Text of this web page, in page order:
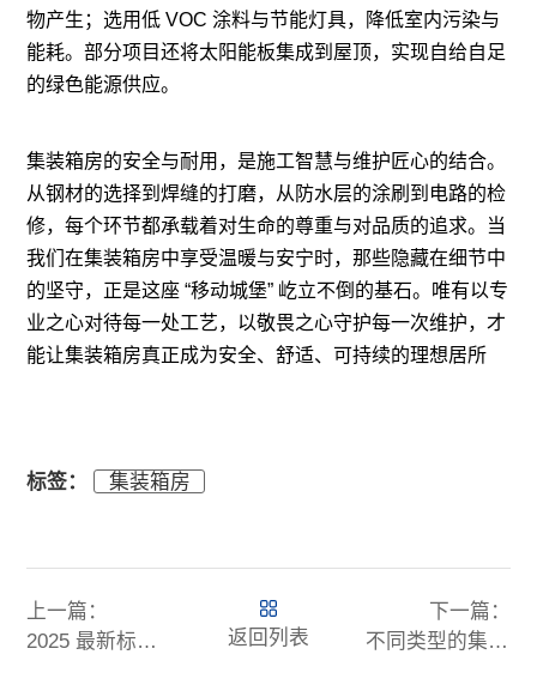
物产生；选用低 VOC 涂料与节能灯具，降低室内污染与
能耗。部分项目还将太阳能板集成到屋顶，实现自给自足
的绿色能源供应。
集装箱房的安全与耐用，是施工智慧与维护匠心的结合。
从钢材的选择到焊缝的打磨，从防水层的涂刷到电路的检
修，每个环节都承载着对生命的尊重与对品质的追求。当
我们在集装箱房中享受温暖与安宁时，那些隐藏在细节中
的坚守，正是这座 “移动城堡” 屹立不倒的基石。唯有以专
业之心对待每一处工艺，以敬畏之心守护每一次维护，才
能让集装箱房真正成为安全、舒适、可持续的理想居所
标签： 集装箱房
上一篇：
2025 最新标准！活动板房防火等级升级至 A 级意味着什么？
返回列表
下一篇：
不同类型的集装箱房：满足各种需求的定制化解决方案！